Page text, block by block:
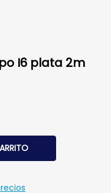
I6 plata 2m
2m cantidad